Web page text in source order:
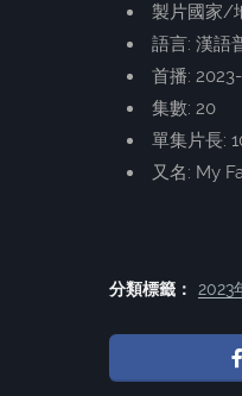
製片國家/
語言: 漢語
首播:
集數: 20
單集片長:
又名: My
分類標籤： 2023